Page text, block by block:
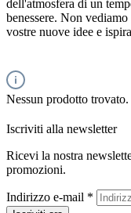
dell'atmosfera di un
benessere. Non
vostre nuove idee e
Nessun prodotto trovato.
Iscriviti alla newsletter
Ricevi la nostra
promozioni.
Indirizzo e-mail *